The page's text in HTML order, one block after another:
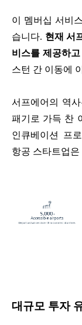
이 멤버십 서비
습니다. 현재 서
비스를 제공하
스턴 간 이동에
서프에어의 역
패기로 가득 찬
인큐베이션 프
항공 스타트업
대규모 투자